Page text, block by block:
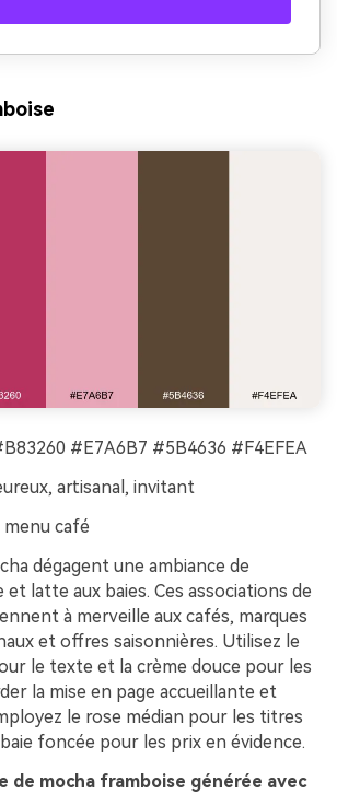
#E7A6B7 #5B4636 #F4EFEA
artisanal, invitant
café
dégagent une ambiance de
et latte aux baies. Ces associations de
à merveille aux cafés, marques
et offres saisonnières. Utilisez le
le texte et la crème douce pour les
la mise en page accueillante et
le rose médian pour les titres
foncée pour les prix en évidence.
de mocha framboise générée avec